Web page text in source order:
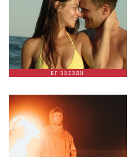
БГ ЗВЕЗДИ